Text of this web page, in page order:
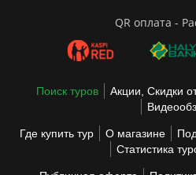
QR оплата -
Поиск туров Акции, Скидки
Где купить тур О магазине
Статистика